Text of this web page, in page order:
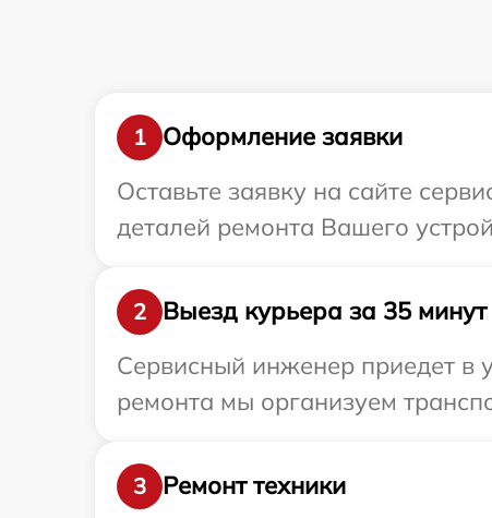
1
Оформление заявки
Оставьте заявку на сайте
деталей ремонта Вашего
2
Выезд курьера за 35 минут
Сервисный инженер приедет в
ремонта мы организуем
3
Ремонт техники